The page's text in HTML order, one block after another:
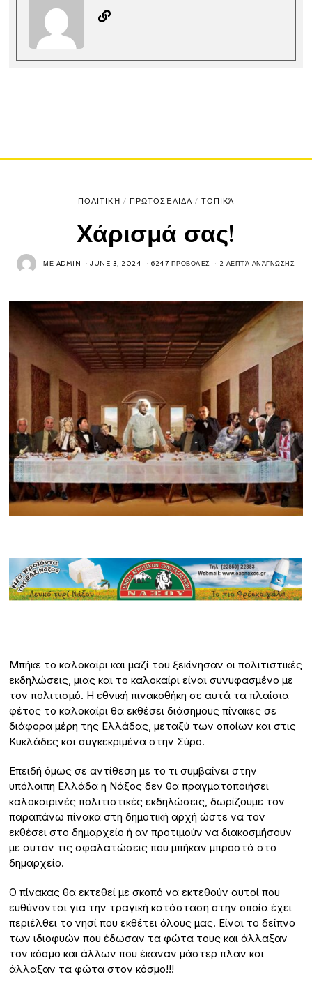
ΠΟΛΙΤΙΚΉ / ΠΡΩΤΟΣΈΛΙΔΑ / ΤΟΠΙΚΆ
Χάρισμά σας!
ΜΕ ADMIN JUNE 3, 2024 6247 ΠΡΟΒΟΛΈΣ 2 ΛΕΠΤΆ ΑΝΆΓΝΩΣΗΣ
Μπήκε το καλοκαίρι και μαζί του ξεκίνησαν οι πολιτιστικές
εκδηλώσεις, μιας και το καλοκαίρι είναι συνυφασμένο με
τον πολιτισμό. Η εθνική πινακοθήκη σε αυτά τα πλαίσια
φέτος το καλοκαίρι θα εκθέσει διάσημους πίνακες σε
διάφορα μέρη της Ελλάδας, μεταξύ των οποίων και στις
Κυκλάδες και συγκεκριμένα στην Σύρο.
Επειδή όμως σε αντίθεση με το τι συμβαίνει στην
υπόλοιπη Ελλάδα η Νάξος δεν θα πραγματοποιήσει
καλοκαιρινές πολιτιστικές εκδηλώσεις, δωρίζουμε τον
παραπάνω πίνακα στη δημοτική αρχή ώστε να τον
εκθέσει στο δημαρχείο ή αν προτιμούν να διακοσμήσουν
με αυτόν τις αφαλατώσεις που μπήκαν μπροστά στο
δημαρχείο.
Ο πίνακας θα εκτεθεί με σκοπό να εκτεθούν αυτοί που
ευθύνονται για την τραγική κατάσταση στην οποία έχει
περιέλθει το νησί που εκθέτει όλους μας. Είναι το δείπνο
των ιδιοφυών που έδωσαν τα φώτα τους και άλλαξαν
τον κόσμο και άλλων που έκαναν μάστερ πλαν και
άλλαξαν τα φώτα στον κόσμο!!!